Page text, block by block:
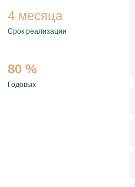
4 месяца
Срок реализации
80 %
Годовых